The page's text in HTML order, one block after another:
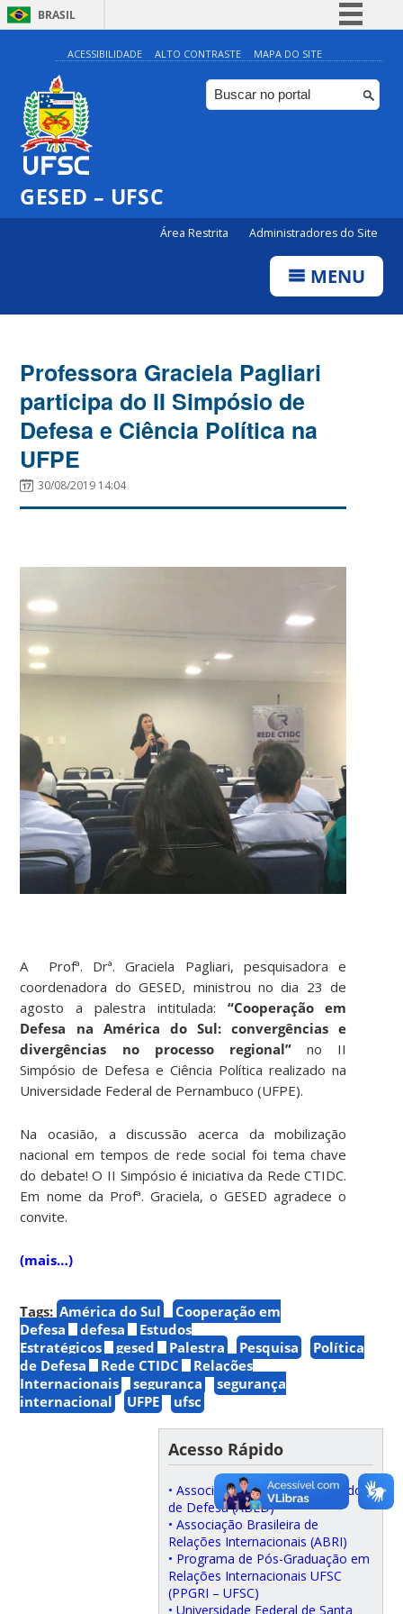
BRASIL
Simplifique!
Comunica BR
Participe
ACESSIBILIDADE ALTO CONTRASTE MAPA DO SITE
GESED – UFSC
Área Restrita Administradores do Site
MENU
Professora Graciela Pagliari
participa do II Simpósio de
Defesa e Ciência Política na
UFPE
30/08/2019 14:04
A Profª. Drª. Graciela Pagliari, pesquisadora e
coordenadora do GESED, ministrou no dia 23 de
agosto a palestra intitulada: “Cooperação em
Defesa na América do Sul: convergências e
divergências no processo regional”no II
Simpósio de Defesa e Ciência Política realizado na
Universidade Federal de Pernambuco (UFPE).
Na ocasião, a discussão acerca da mobilização
nacional em tempos de rede social foi tema chave
do debate! O II Simpósio é iniciativa da Rede CTIDC.
Em nome da Profª. Graciela, o GESED agradece o
convite.
(mais…)
Tags: América do Sul
Cooperação em
Defesa
defesa
Estudos
Estratégicos
gesed Palestra Pesquisa
Política
de Defesa
Rede CTIDC
Relações
Internacionais
segurança
segurança
internacional
UFPE ufsc
Acesso Rápido
• Associação Brasileira de Estudos
de Defesa (ABED)
• Associação Brasileira de
Relações Internacionais (ABRI)
• Programa de Pós-Graduação em
Relações Internacionais UFSC
(PPGRI – UFSC)
• Universidade Federal de Santa